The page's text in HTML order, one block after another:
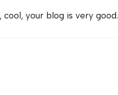
your blog is very good.